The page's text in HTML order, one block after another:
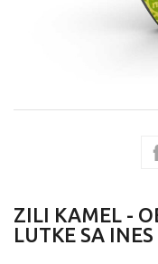
ZILI KAMEL -
LUTKE SA